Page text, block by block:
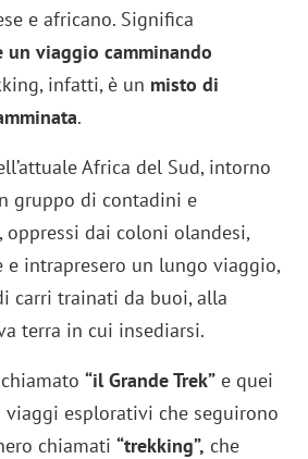
e africano. Significa
un viaggio camminando
infatti, è un misto di
.
Africa del Sud, intorno
gruppo di contadini e
dai coloni olandesi,
e intrapresero un lungo viaggio,
carri trainati da buoi, alla
terra in cui insediarsi.
“il Grande Trek” e quei
viaggi esplorativi che seguirono
chiamati“trekking”, che